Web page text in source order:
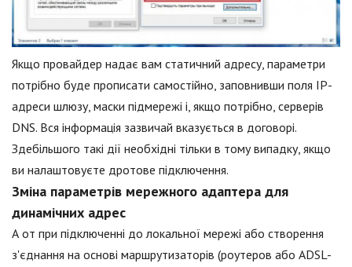
Якщо провайдер надає вам статичний адресу, параметри
потрібно буде прописати самостійно, заповнивши поля IP-
адреси шлюзу, маски підмережі і, якщо потрібно, серверів
DNS. Вся інформація зазвичай вказується в договорі.
Здебільшого такі дії необхідні тільки в тому випадку, якщо
ви налаштовуєте дротове підключення.
Зміна параметрів мережного адаптера для
динамічних адрес
А от при підключенні до локальної мережі або створення
з'єднання на основі маршрутизаторів (роутеров або ADSL-